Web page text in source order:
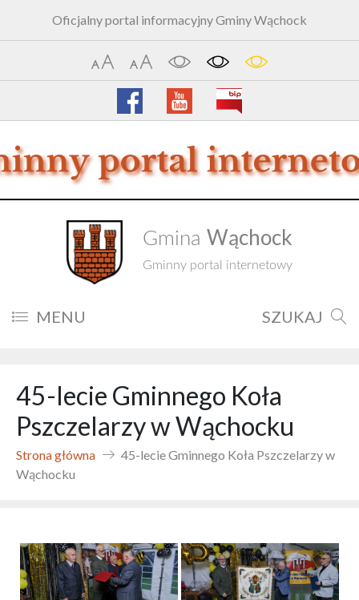
Oficjalny portal informacyjny Gminy Wąchock
Gmina Wąchock
Gminny portal internetowy
MENU SZUKAJ
45-lecie Gminnego Koła
Pszczelarzy w Wąchocku
Strona główna
45-lecie Gminnego Koła Pszczelarzy w
Wąchocku